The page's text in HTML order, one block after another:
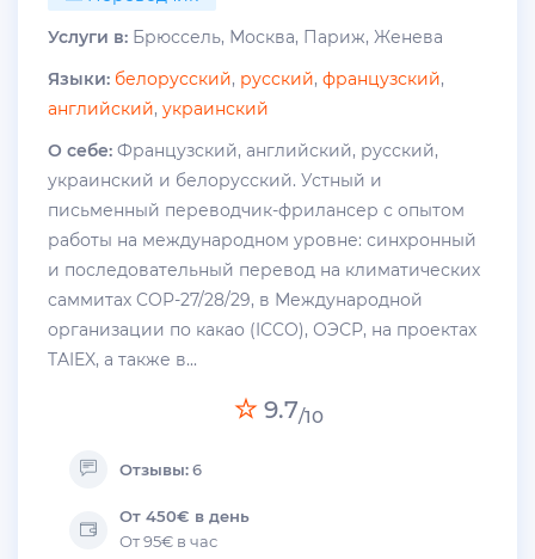
Услуги в: Брюссель, Москва, Париж, Женева
Языки: белорусский, русский, французский,
английский, украинский
О себе: Французский, английский, русский,
украинский и белорусский. Устный и
письменный переводчик-фрилансер с опытом
работы на международном уровне: синхронный
и последовательный перевод на климатических
саммитах COP-27/28/29, в Международной
организации по какао (ICCO), ОЭСР, на проектах
TAIEX, а также в...
9.7/10
Отзывы:6
От 450€ в день
От 95€ в час